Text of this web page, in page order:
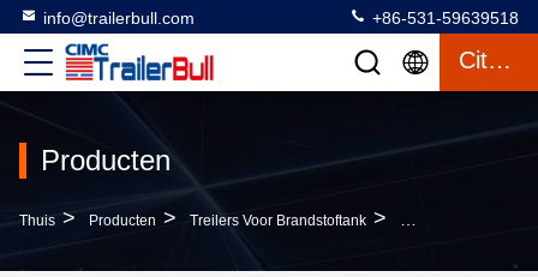
info@trailerbull.com +86-531-59639518
Citaat
Producten
Thuis > Producten > Treilers Voor Brandstoftank > Persoonlijk Mobiele